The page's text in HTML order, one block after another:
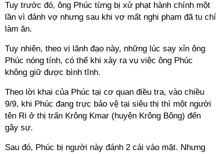
Tuy trước đó, ông Phúc từng bị xử phạt hành chính một
lần vì đánh vợ nhưng sau khi vợ mất nghi phạm đã tu chí
làm ăn.
Tuy nhiên, theo vị lãnh đạo này, những lúc say xỉn ông
Phúc nóng tính, có thể khi xảy ra vụ việc ông Phúc
không giữ được bình tĩnh.
Theo lời khai của Phúc tại cơ quan điều tra, vào chiều
9/9, khi Phúc đang trực bảo vệ tại siêu thị thì một người
tên Ri ở thị trấn Krông Kmar (huyện Krông Bông) đến
gây sự.
Sau đó, Phúc bị người này đánh 2 cái vào mặt. Nhưng